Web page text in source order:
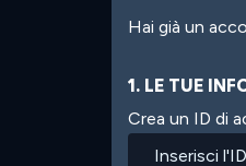
Hai già un
1. LE TUE
Crea un ID di